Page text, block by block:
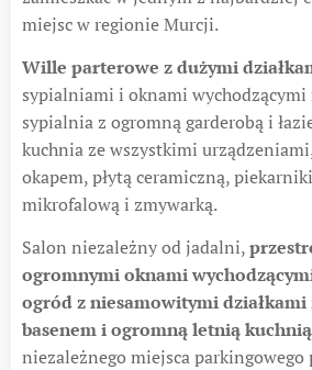
miejsc w regionie Murcji.
Wille parterowe z dużymi
sypialniami i oknami wychodzącymi
sypialnia z ogromną garderobą i
kuchnia ze wszystkimi
okapem, płytą ceramiczną,
mikrofalową i zmywarką.
Salon niezależny od jadalni,
ogromnymi oknami
ogród z niesamowitymi
basenem i ogromną letnią
niezależnego miejsca parkingowego